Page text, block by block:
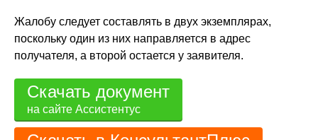
Жалобу следует составлять в двух экземплярах,
поскольку один из них направляется в адрес
получателя, а второй остается у заявителя.
Скачать документ
на сайте Ассистентус